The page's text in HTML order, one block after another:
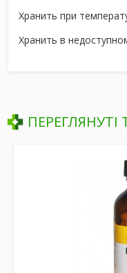
Хранить при
Хранить в
ПЕРЕГЛЯНУТІ